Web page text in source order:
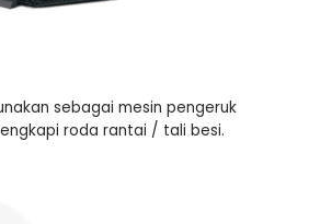
sebagai mesin pengeruk
roda rantai / tali besi.